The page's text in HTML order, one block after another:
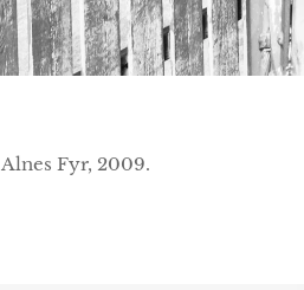
Alnes Fyr, 2009.